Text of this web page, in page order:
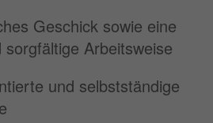
Geschick sowie eine
Arbeitsweise
und selbstständige